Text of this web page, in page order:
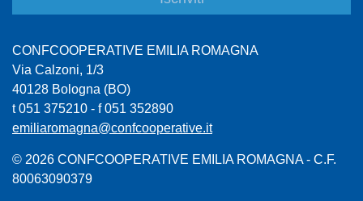
CONFCOOPERATIVE EMILIA ROMAGNA
Via Calzoni, 1/3
40128 Bologna (BO)
t 051 375210 - f 051 352890
emiliaromagna@confcooperative.it
© 2026 CONFCOOPERATIVE EMILIA ROMAGNA - C.F.
80063090379